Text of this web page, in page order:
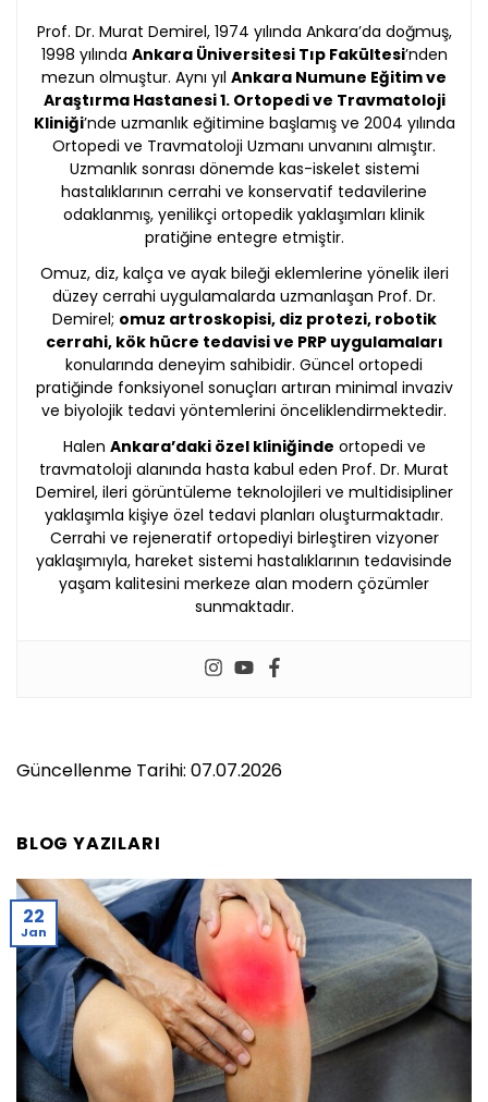
Prof. Dr. Murat Demirel, 1974 yılında Ankara’da doğmuş,
1998 yılında Ankara Üniversitesi Tıp Fakültesi’nden
mezun olmuştur. Aynı yıl Ankara Numune Eğitim ve
Araştırma Hastanesi 1. Ortopedi ve Travmatoloji
Kliniği’nde uzmanlık eğitimine başlamış ve 2004 yılında
Ortopedi ve Travmatoloji Uzmanı unvanını almıştır.
Uzmanlık sonrası dönemde kas-iskelet sistemi
hastalıklarının cerrahi ve konservatif tedavilerine
odaklanmış, yenilikçi ortopedik yaklaşımları klinik
pratiğine entegre etmiştir.
Omuz, diz, kalça ve ayak bileği eklemlerine yönelik ileri
düzey cerrahi uygulamalarda uzmanlaşan Prof. Dr.
Demirel; omuz artroskopisi, diz protezi, robotik
cerrahi, kök hücre tedavisi ve PRP uygulamaları
konularında deneyim sahibidir. Güncel ortopedi
pratiğinde fonksiyonel sonuçları artıran minimal invaziv
ve biyolojik tedavi yöntemlerini önceliklendirmektedir.
Halen Ankara’daki özel kliniğinde ortopedi ve
travmatoloji alanında hasta kabul eden Prof. Dr. Murat
Demirel, ileri görüntüleme teknolojileri ve multidisipliner
yaklaşımla kişiye özel tedavi planları oluşturmaktadır.
Cerrahi ve rejeneratif ortopediyi birleştiren vizyoner
yaklaşımıyla, hareket sistemi hastalıklarının tedavisinde
yaşam kalitesini merkeze alan modern çözümler
sunmaktadır.
Güncellenme Tarihi: 07.07.2026
BLOG YAZILARI
22
Jan